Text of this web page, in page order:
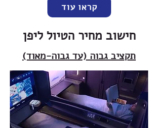
קראו עוד
חישוב מחיר הטיול ליפן
תקציב גבוה (עד גבוה-מאוד)